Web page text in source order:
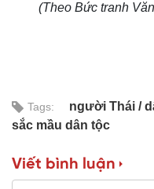
(Theo Bức tranh
Tags: người Thái
sắc mầu dân tộc
Viết bình luận